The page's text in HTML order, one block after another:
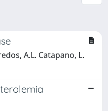
A.L. Catapano, L.